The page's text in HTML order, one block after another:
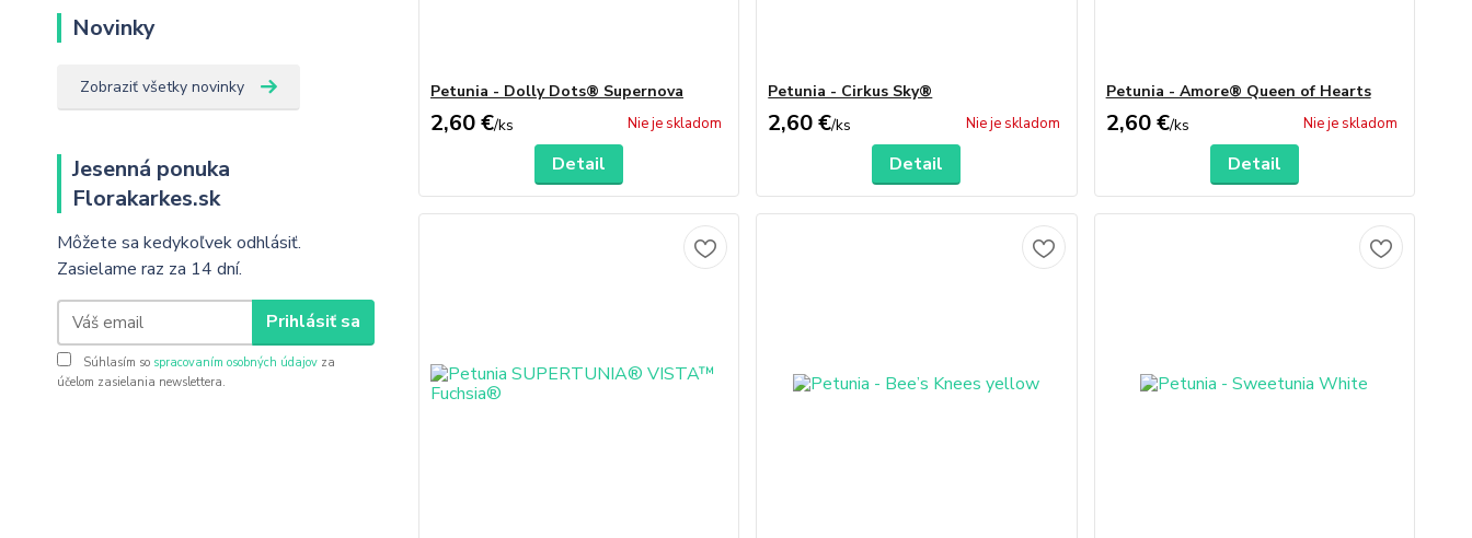
Novinky
Zobraziť všetky novinky
Jesenná ponuka
Florakarkes.sk
Môžete sa kedykoľvek odhlásiť.
Zasielame raz za 14 dní.
Prihlásiť sa
Súhlasím so spracovaním osobných údajov za
účelom zasielania newslettera.
Petunia - Dolly Dots® Supernova
2,60 €/ks Nie je skladom
Detail
Petunia - Cirkus Sky®
2,60 €/ks Nie je skladom
Detail
Petunia - Amore® Queen of Hearts
2,60 €/ks Nie je skladom
Detail